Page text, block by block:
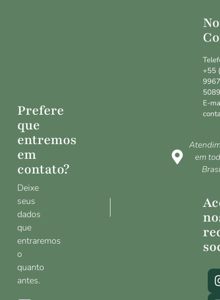
Prefere
que
entremos
em
contato?
Deixe
seus
dados
que
entraremos
o
quanto
antes.
+55
5089
E-
em